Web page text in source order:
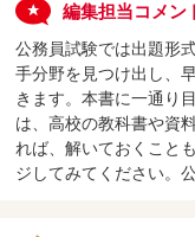
編集担当コメン
公務員試験では出題形
手分野を見つけ出し、
きます。本書に一通り
は、高校の教科書や資
れば、解いておくこと
ジしてみてください。